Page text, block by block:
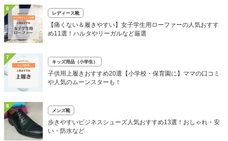
6
レディース靴
【痛くない＆履きやすい】女子学生用ローファーの人気おすす
め11選！ハルタやリーガルなど厳選
7
キッズ用品（小学生）
子供用上履きおすすめ20選【小学校・保育園に】ママの口コミ
や人気のムーンスターも！
8
メンズ靴
歩きやすいビジネスシューズ人気おすすめ13選！おしゃれ・安
い・防水など